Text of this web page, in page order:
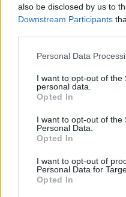
also be disclosed by us to
Downstream Participants
Personal Data
I want to opt-out of the
personal data.
Opted In
I want to opt-out of the
Personal Data.
Opted In
I want to opt-out of
Personal Data for
Opted In
esclerosis múltiple: El
nuevo proyecto del
Sergas y Novartis